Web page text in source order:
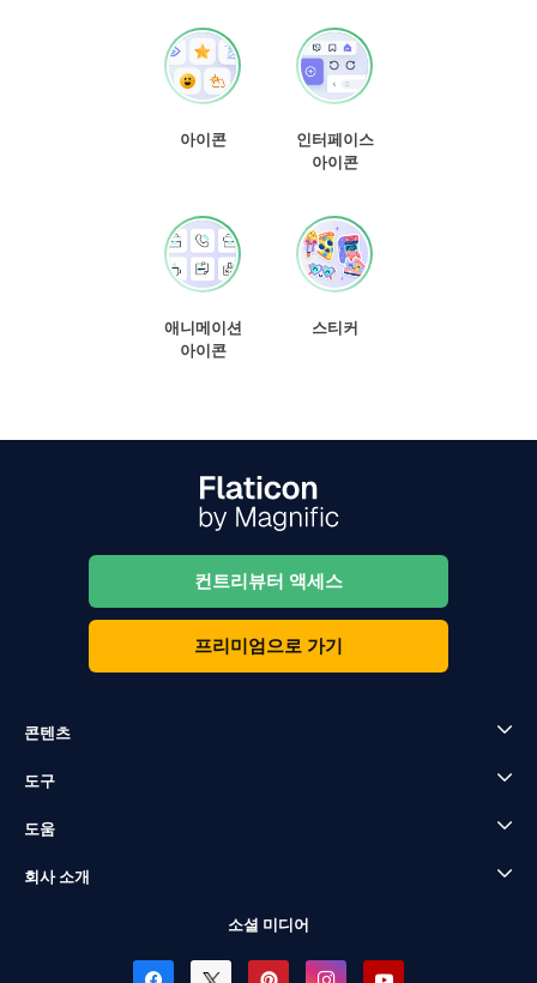
아이콘
인터페이스
아이콘
애니메이션
아이콘
스티커
컨트리뷰터 액세스
프리미엄으로 가기
콘텐츠
도구
도움
회사 소개
소셜 미디어